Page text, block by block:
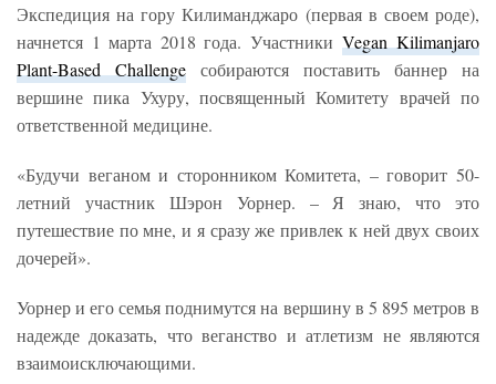
Экспедиция на гору Килиманджаро (первая в своем роде),
начнется 1 марта 2018 года. УчастникиVegan Kilimanjaro
Plant-Based Challenge собираются поставить баннер на
вершине пика Ухуру, посвященный Комитету врачей по
ответственной медицине.
«Будучи веганом и сторонником Комитета, – говорит 50-
летний участник Шэрон Уорнер. – Я знаю, что это
путешествие по мне, и я сразу же привлек к ней двух своих
дочерей».
Уорнер и его семья поднимутся на вершину в 5 895 метров в
надежде доказать, что веганство и атлетизм не являются
взаимоисключающими.